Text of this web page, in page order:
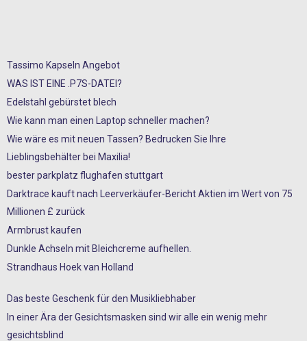
Tassimo Kapseln Angebot
WAS IST EINE .P7S-DATEI?
Edelstahl gebürstet blech
Wie kann man einen Laptop schneller machen?
Wie wäre es mit neuen Tassen? Bedrucken Sie Ihre
Lieblingsbehälter bei Maxilia!
bester parkplatz flughafen stuttgart
Darktrace kauft nach Leerverkäufer-Bericht Aktien im Wert von 75
Millionen £ zurück
Armbrust kaufen
Dunkle Achseln mit Bleichcreme aufhellen.
Strandhaus Hoek van Holland
Das beste Geschenk für den Musikliebhaber
In einer Ära der Gesichtsmasken sind wir alle ein wenig mehr
gesichtsblind